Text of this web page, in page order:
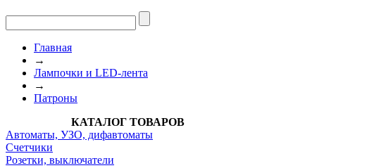
Главная
→
Лампочки и LED-лента
→
Патроны
КАТАЛОГ ТОВАРОВ
Автоматы, УЗО, дифавтоматы
Счетчики
Розетки, выключатели